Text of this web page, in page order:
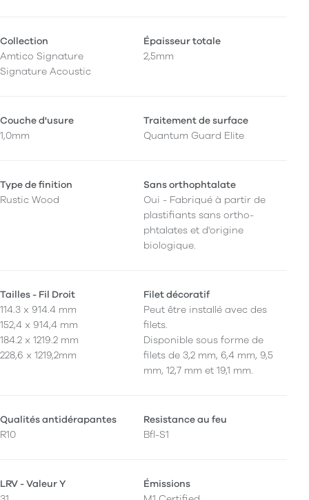
Collection
Amtico Signature
Signature Acoustic
Épaisseur totale
2,5mm
Couche d'usure
1,0mm
Traitement de surface
Quantum Guard Elite
Type de finition
Rustic Wood
Sans orthophtalate
Oui - Fabriqué à partir de
plastifiants sans ortho-
phtalates et d'origine
biologique.
Tailles - Fil Droit
114.3 x 914.4 mm
152,4 x 914,4 mm
184.2 x 1219.2 mm
228,6 x 1219,2mm
Filet décoratif
Peut être installé avec des
filets.
Disponible sous forme de
filets de 3,2 mm, 6,4 mm, 9,5
mm, 12,7 mm et 19,1 mm.
Qualités antidérapantes
R10
Resistance au feu
Bfl-S1
LRV - Valeur Y
Émissions